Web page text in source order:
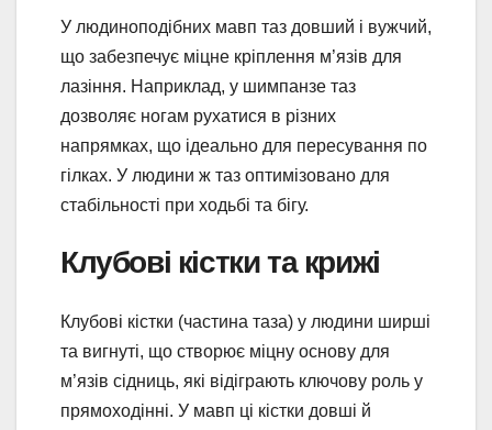
У людиноподібних мавп таз довший і вужчий,
що забезпечує міцне кріплення м’язів для
лазіння. Наприклад, у шимпанзе таз
дозволяє ногам рухатися в різних
напрямках, що ідеально для пересування по
гілках. У людини ж таз оптимізовано для
стабільності при ходьбі та бігу.
Клубові кістки та крижі
Клубові кістки (частина таза) у людини ширші
та вигнуті, що створює міцну основу для
м’язів сідниць, які відіграють ключову роль у
прямоходінні. У мавп ці кістки довші й